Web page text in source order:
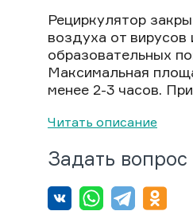
Рециркулятор
воздуха от
образовательных
Максимальная
менее 2-3 часов.
Читать описание
Задать вопрос